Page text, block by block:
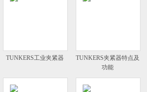
TUNKERS工业夹紧器
TUNKERS夹紧器特点及
功能